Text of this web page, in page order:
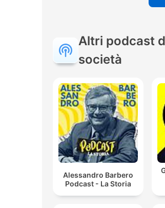
Altri podcast
società
Alessandro Barbero
Podcast - La Storia